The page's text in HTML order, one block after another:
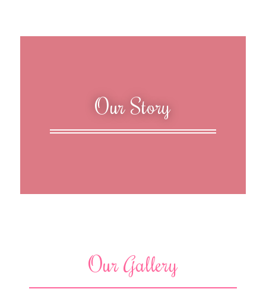
Our Story
Our Gallery